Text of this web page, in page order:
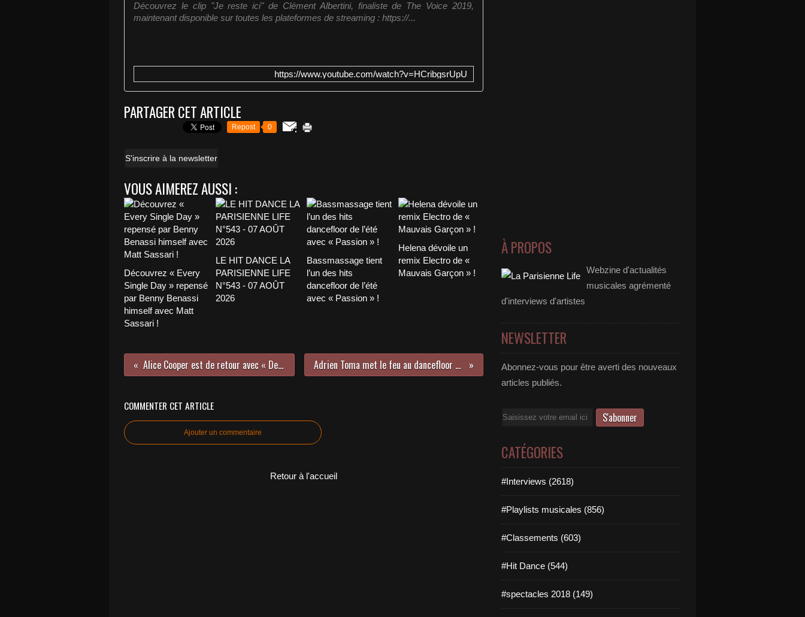
Découvrez le clip "Je reste ici" de Clément Albertini, finaliste de The Voice 2019,
maintenant disponible sur toutes les plateformes de streaming : https://...
https://www.youtube.com/watch?v=HCribgsrUpU
PARTAGER CET ARTICLE
Repost 0
S'inscrire à la newsletter
VOUS AIMEREZ AUSSI :
Découvrez « Every
Single Day » repensé
par Benny Benassi
himself avec Matt
Sassari !
LE HIT DANCE LA
PARISIENNE LIFE
N°543 - 07 AOÛT
2026
Bassmassage tient
l’un des hits
dancefloor de l’été
avec « Passion » !
Helena dévoile un
remix Electro de «
Mauvais Garçon » !
Alice Cooper est de retour avec « Detroit Stories » ! Adrien Toma met le feu au dancefloor avec « Alright » !
COMMENTER CET ARTICLE
Ajouter un commentaire
Retour à l'accueil
À PROPOS
Webzine d'actualités
musicales agrémenté
d'interviews d'artistes
NEWSLETTER
Abonnez-vous pour être averti des nouveaux
articles publiés.
Email
CATÉGORIES
#Interviews (2618)
#Playlists musicales (856)
#Classements (603)
#Hit Dance (544)
#spectacles 2018 (149)